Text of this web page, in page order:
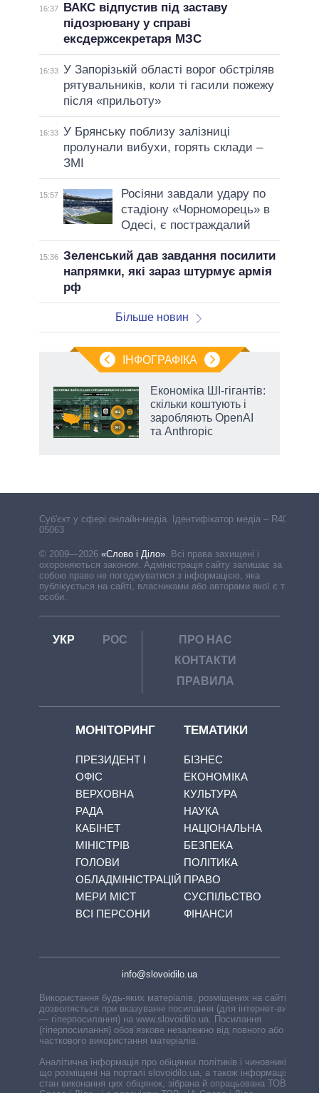
16:37
ВАКС відпустив під заставу
підозрювану у справі
ексдержсекретаря МЗС
16:33 У Запорізькій області ворог обстріляв
рятувальників, коли ті гасили пожежу
після «прильоту»
16:33 У Брянську поблизу залізниці
пролунали вибухи, горять склади –
ЗМІ
15:57
Росіяни завдали удару по
стадіону «Чорноморець» в
Одесі, є постраждалий
15:36 Зеленський дав завдання посилити
напрямки, які зараз штурмує армія
рф
Більше новин
ІНФОГРАФІКА
Економіка ШІ-гігантів:
скільки коштують і
заробляють OpenAI
та Anthropic
Cуб'єкт у сфері онлайн-медіа. Ідентифікатор медіа – R40-
05063
© 2009—2026 «Слово і Діло». Всі права захищені і
охороняються законом. Адміністрація сайту залишає за
собою право не погоджуватися з інформацією, яка
публікується на сайті, власниками або авторами якої є треті
особи.
УКР РОС
ПРО НАС
КОНТАКТИ
ПРАВИЛА
МОНІТОРИНГ
ПРЕЗИДЕНТ І
ОФІС
ВЕРХОВНА
РАДА
КАБІНЕТ
МІНІСТРІВ
ГОЛОВИ
ОБЛАДМІНІСТРАЦІЙ
МЕРИ МІСТ
ВСІ ПЕРСОНИ
ТЕМАТИКИ
БІЗНЕС
ЕКОНОМІКА
КУЛЬТУРА
НАУКА
НАЦІОНАЛЬНА
БЕЗПЕКА
ПОЛІТИКА
ПРАВО
СУСПІЛЬСТВО
ФІНАНСИ
info@slovoidilo.ua
Використання будь-яких матеріалів, розміщених на сайті,
дозволяється при вказуванні посилання (для інтернет-видань
— гіперпосилання) на www.slovoidilo.ua. Посилання
(гіперпосилання) обов’язкове незалежно від повного або
часткового використання матеріалів.
Аналітична інформація про обіцянки політиків і чиновників,
що розміщені на порталі slovoidilo.ua, а також інформація про
стан виконання цих обіцянок, зібрана й опрацьована ТОВ «ІА